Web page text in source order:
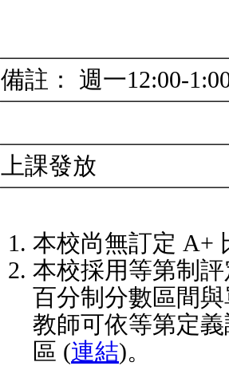
備註： 週一12:00-
上課發放
本校尚無訂定 A+
本校採用等第制
百分制分數區間
教師可依等第定
區 (連結)。